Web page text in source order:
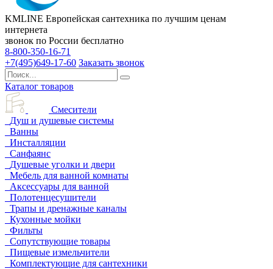
KMLINE Европейская сантехника по лучшим ценам
интернета
звонок по России бесплатно
8-800-350-16-71
+7(495)649-17-60 Заказать звонок
Каталог товаров
Смесители
Душ и душевые системы
Ванны
Инсталляции
Санфаянс
Душевые уголки и двери
Мебель для ванной комнаты
Аксессуары для ванной
Полотенцесушители
Трапы и дренажные каналы
Кухонные мойки
Фильты
Сопутствующие товары
Пищевые измельчители
Комплектующие для сантехники